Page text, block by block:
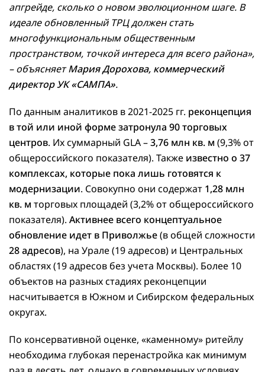
апгрейде, сколько о новом эволюционном шаге. В
идеале обновленный ТРЦ должен стать
многофункциональным общественным
пространством, точкой интереса для всего района»,
– объясняет Мария Дорохова, коммерческий
директор УК «САМПА».
По данным аналитиков в 2021-2025 гг. реконцепция
в той или иной форме затронула 90 торговых
центров. Их суммарный GLA –3,76 млн кв. м (9,3% от
общероссийского показателя). Также известно о 37
комплексах, которые пока лишь готовятся к
модернизации. Совокупно они содержат 1,28 млн
кв. м торговых площадей (3,2% от общероссийского
показателя). Активнее всего концептуальное
обновление идет в Приволжье(в общей сложности
28 адресов), на Урале (19 адресов) и Центральных
областях (19 адресов без учета Москвы). Более 10
объектов на разных стадиях реконцепции
насчитывается в Южном и Сибирском федеральных
округах.
По консервативной оценке, «каменному» ритейлу
необходима глубокая перенастройка как минимум